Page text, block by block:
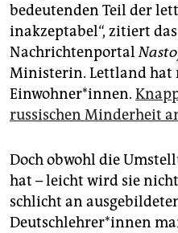
bedeutenden Teil der
inakzeptabel“, zitiert
Nachrichtenportal
Ministerin. Lettland hat
Einwohner*innen.
russischen Minderheit
Doch obwohl die
hat – leicht wird sie
schlicht an
Deutsch­leh­re­r*in­nen